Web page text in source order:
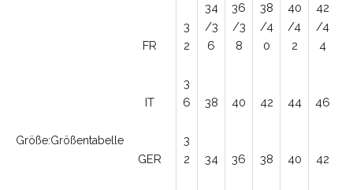
Größe:Größentabelle
FR
3
2
34
/3
6
36
/3
8
38
/4
0
40
/4
2
42
/4
4
IT
3
6
38 40 42 44 46
GER
3
2
34 36 38 40 42